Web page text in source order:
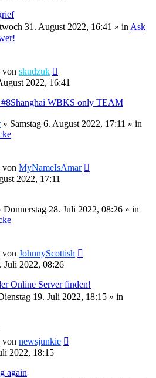
31. August 2022, 16:41 » in Ask
von skudzuk
2022, 16:41
WBKS only TEAM
» Samstag 6. August 2022, 17:11 » in
von MyNameIsAmar
2022, 17:11
Donnerstag 28. Juli 2022, 08:26 » in
von JohnnyScottish
Juli 2022, 08:26
Online Server finden!
19. Juli 2022, 18:15 » in
von newsjunkie
2022, 18:15
again